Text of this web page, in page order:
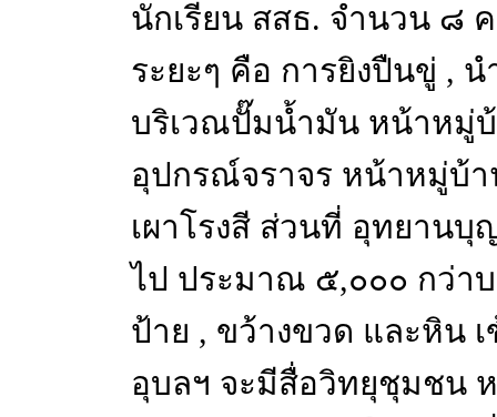
นักเรียน สสธ. จำนวน ๘
ระยะๆ คือ การยิงปืนขู่ ,
บริเวณปั๊มน้ำมัน หน้าหมู่บ้
อุปกรณ์จราจร หน้าหมู่บ้า
เผาโรงสี ส่วนที่ อุทยาน
ไป ประมาณ ๕,๐๐๐ กว่า
ป้าย , ขว้างขวด และหิน
อุบลฯ จะมีสื่อวิทยุชุมชน